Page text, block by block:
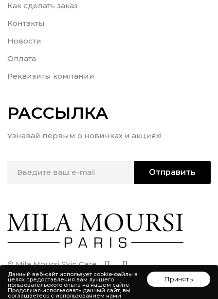
Как сделать заказ
Контакты
Новости
Оплата
Реквизиты компании
РАССЫЛКА
Узнавай первым о новинках и акциях!
Отправить
© Mila Moursi Skin Care
Данный веб-сайт использует cookie-файлы в
целях предоставления вам лучшего
пользовательского опыта на нашем сайте.
Продолжая использовать данный сайт, вы
соглашаетесь с использованием нами
Принять